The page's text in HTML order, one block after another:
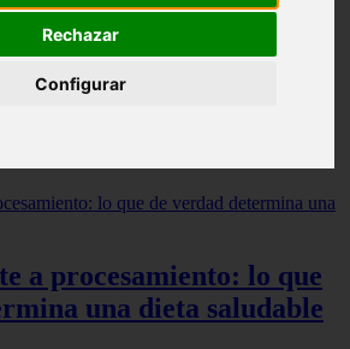
Rechazar
Configurar
la masa de un día para otro
a procesamiento: lo que
una dieta saludable